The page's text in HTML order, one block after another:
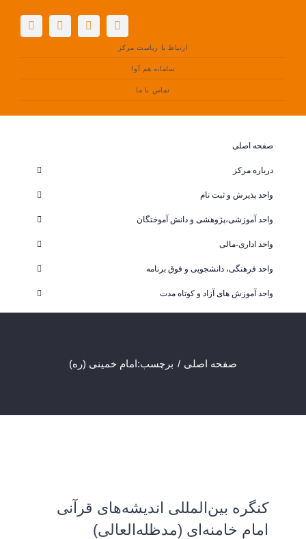
ارتباط با ریاست مرکز
سامانه هم آوا
تماس با ما
صفحه اصلی
درباره مرکز
واحد پذیرش و ثبت نام
واحد آموزشی،پژوهشی و دانش آموختگان
واحد اداری-مالی
واحد فرهنگی، دانشجویی و فوق برنامه
واحد آموزش های آزاد و کوتاه مدت
صفحه اصلی برچسب:امام خمینی (ره)
کنگره بین‌المللی اندیشه‌های قرآنی
امام خامنه‌ای (مدظله‌العالی)